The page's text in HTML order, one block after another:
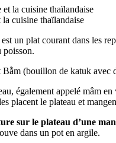
cuisine thaïlandaise
un plat courant dans les
poisson.
(bouillon de katuk avec
également appelé mâm
placent le plateau et
sur le plateau d’une
dans un pot en argile.